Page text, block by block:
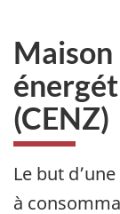
(CENZ)
Le but
à